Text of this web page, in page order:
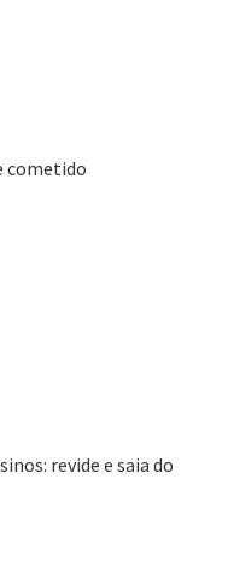
cometido
revide e saia do